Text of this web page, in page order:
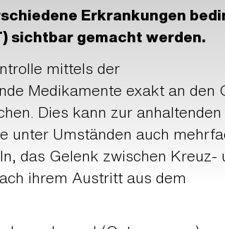
Erkrankungen
sichtbar gemacht werden.
mittels der
Medikamente exakt an den
Dies kann zur anhaltenden
unter Umständen auch
das Gelenk zwischen Kreuz-
ihrem Austritt aus dem